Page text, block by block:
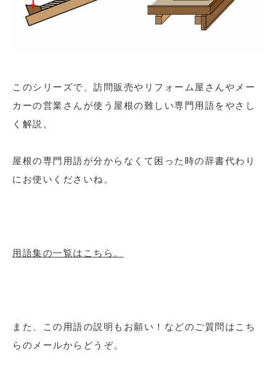
このシリーズで、訪問販売やリフォーム屋さんやメー
カーの営業さんが使う屋根の難しい専門用語をやさし
く解説。
屋根の専門用語が分からなくて困った時の辞書代わり
にお使いくださいね。
用語集の一覧はこちら。
また、この用語の説明もお願い！などのご質問はこち
らのメールからどうぞ。